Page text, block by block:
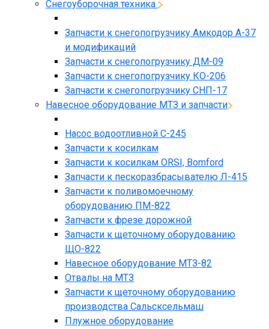
Снегоуборочная техника
Запчасти к снегопогрузчику Амкодор А-37
и модификаций
Запчасти к снегопогрузчику ДМ-09
Запчасти к снегопогрузчику КО-206
Запчасти к снегопогрузчику СНП-17
Навесное оборудование МТЗ и запчасти
Насос водоотливной С-245
Запчасти к косилкам
Запчасти к косилкам ORSI, Bomford
Запчасти к пескоразбрасывателю Л-415
Запчасти к поливомоечному
оборудованию ПМ-822
Запчасти к фрезе дорожной
Запчасти к щеточному оборудованию
ЩО-822
Навесное оборудование МТЗ-82
Отвалы на МТЗ
Запчасти к щеточному оборудованию
производства Сальсксельмаш
Плужное оборудование